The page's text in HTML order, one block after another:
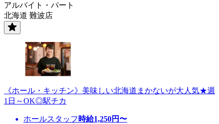
アルバイト・パート
北海道 難波店
《ホール・キッチン》美味しい北海道まかないが大人気★週
1日～OK◎駅チカ
ホールスタッフ 時給1,250円〜